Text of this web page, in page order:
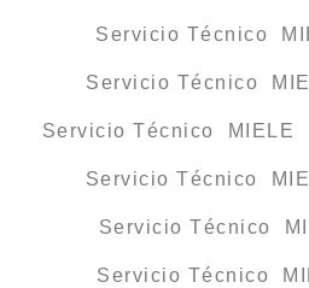
Servicio Técnico
Servicio Técnico
Servicio Técnico MIELE
Servicio Técnico
Servicio Técnico
Servicio Técnico